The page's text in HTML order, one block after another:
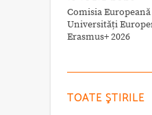
Comisia
Universități
Erasmus+ 2026
TOATE ŞTIRILE